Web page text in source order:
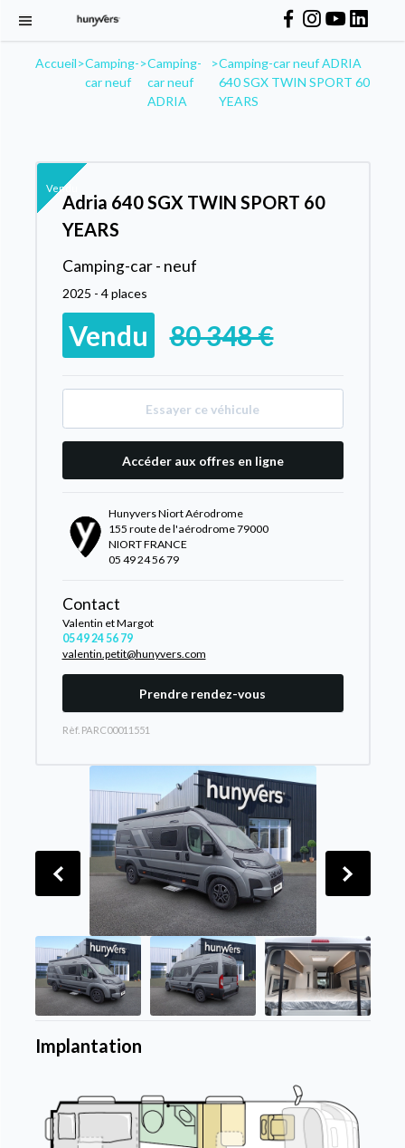
Accueil>Camping-
car neuf
>Camping-
car neuf
ADRIA
>Camping-car neuf ADRIA
640 SGX TWIN SPORT 60
YEARS
Vendu
Adria 640 SGX TWIN SPORT 60
YEARS
Camping-car - neuf
2025 - 4 places
Vendu 80 348 €
Essayer ce véhicule
Accéder aux offres en ligne
Hunyvers Niort Aérodrome
155 route de l'aérodrome 79000
NIORT FRANCE
05 49 24 56 79
Contact
Valentin et Margot
05 49 24 56 79
valentin.petit@hunyvers.com
Prendre rendez-vous
Rèf. PARC00011551
Implantation